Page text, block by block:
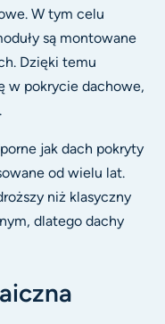
W tym celu
są montowane
Dzięki temu
w pokrycie dachowe,
jak dach pokryty
od wielu lat.
niż klasyczny
dlatego dachy